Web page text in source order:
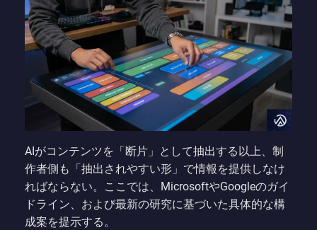
AIがコンテンツを「断片」として抽出する以上、制
作者側も「抽出されやすい形」で情報を提供しなけ
ればならない。ここでは、MicrosoftやGoogleのガイ
ドライン、および最新の研究に基づいた具体的な構
成案を提示する。